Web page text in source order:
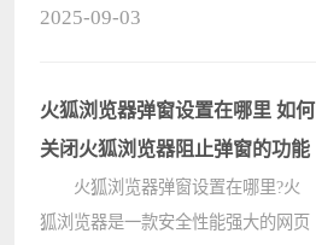
载的壁纸文件保存在哪个位置，
电????
2025-09-03
火狐浏览器弹窗设置在哪里 如何
关闭火狐浏览器阻止弹窗的功能
火狐浏览器弹窗设置在哪里?火
狐浏览器是一款安全性能强大的网页